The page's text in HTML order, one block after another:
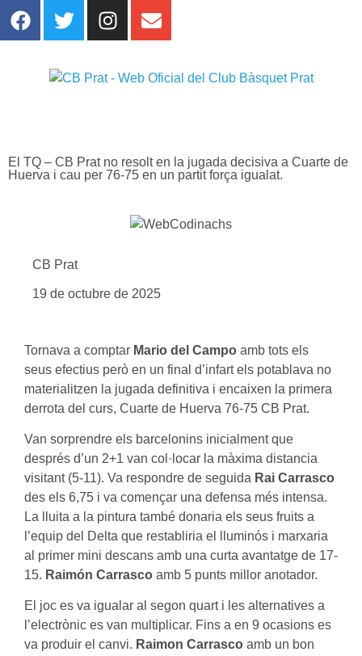
El TQ – CB Prat no resolt en la jugada decisiva a Cuarte de
Huerva i cau per 76-75 en un partit força igualat.
CB Prat
19 de octubre de 2025
Tornava a comptar Mario del Campo amb tots els
seus efectius però en un final d’infart els potablava no
materialitzen la jugada definitiva i encaixen la primera
derrota del curs, Cuarte de Huerva 76-75 CB Prat.
Van sorprendre els barcelonins inicialment que
després d’un 2+1 van col·locar la màxima distancia
visitant (5-11). Va respondre de seguida Rai Carrasco
des els 6,75 i va començar una defensa més intensa.
La lluita a la pintura també donaria els seus fruits a
l’equip del Delta que restabliria el lluminós i marxaria
al primer mini descans amb una curta avantatge de 17-
15. Raimón Carrasco amb 5 punts millor anotador.
El joc es va igualar al segon quart i les alternatives a
l’electrònic es van multiplicar. Fins a en 9 ocasions es
va produir el canvi. Raimon Carrasco amb un bon